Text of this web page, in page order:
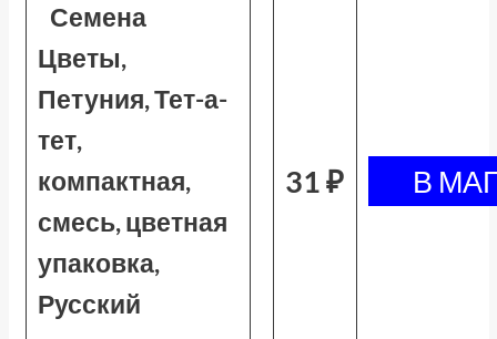
Семена
Цветы,
Петуния, Тет-а-
тет,
компактная,
смесь, цветная
упаковка,
Русский
31 ₽